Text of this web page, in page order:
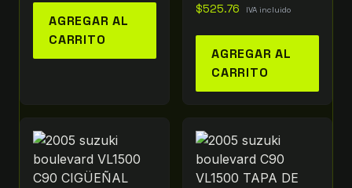
AGREGAR AL
CARRITO
$525.76 IVA incluido
AGREGAR AL
CARRITO